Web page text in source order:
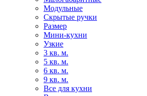
Модульные
Скрытые ручки
Размер
Мини-кухни
Узкие
3 кв. м.
5 кв. м.
6 кв. м.
9 кв. м.
Все для кухни